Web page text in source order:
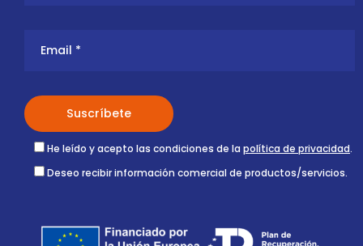
He leído y acepto las condiciones de la política de privacidad.
Deseo recibir información comercial de productos/servicios.